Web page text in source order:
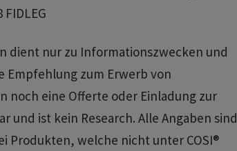
dient nur zu Informationszwecken und
Empfehlung zum Erwerb von
noch eine Offerte oder Einladung zur
und ist kein Research. Alle Angaben sind
Produkten, welche nicht unter COSI®